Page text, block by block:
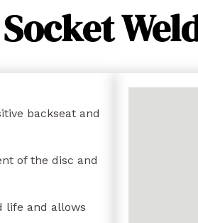
backseat and
of the disc and
life and allows